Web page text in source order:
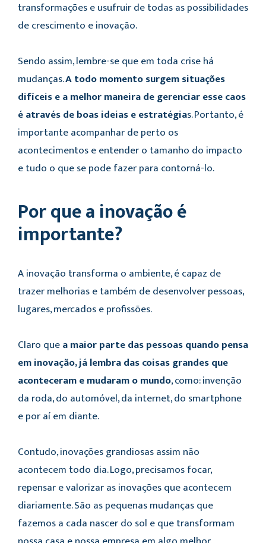
transformações e usufruir de todas as possibilidades
de crescimento e inovação.
Sendo assim, lembre-se que em toda crise há
mudanças.A todo momento surgem situações
difíceis e a melhor maneira de gerenciar esse caos
é através de boas ideias e estratégias. Portanto, é
importante acompanhar de perto os
acontecimentos e entender o tamanho do impacto
e tudo o que se pode fazer para contorná-lo.
Por que a inovação é
importante?
A inovação transforma o ambiente, é capaz de
trazer melhorias e também de desenvolver pessoas,
lugares, mercados e profissões.
Claro quea maior parte das pessoas quando pensa
em inovação, já lembra das coisas grandes que
aconteceram e mudaram o mundo, como: invenção
da roda, do automóvel, da internet, do smartphone
e por aí em diante.
Contudo, inovações grandiosas assim não
acontecem todo dia. Logo, precisamos focar,
repensar e valorizar as inovações que acontecem
diariamente. São as pequenas mudanças que
fazemos a cada nascer do sol e que transformam